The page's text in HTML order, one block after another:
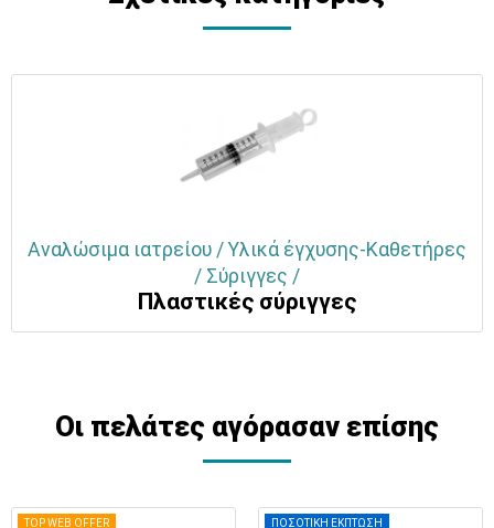
Αναλώσιμα ιατρείου / Υλικά έγχυσης-Καθετήρες
/ Σύριγγες /
Πλαστικές σύριγγες
Οι πελάτες αγόρασαν επίσης
TOP WEB OFFER ΠΟΣΟΤΙΚΗ ΕΚΠΤΩΣΗ